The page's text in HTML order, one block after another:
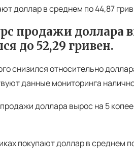
доллар в среднем по 44,87
продажи доллара
до 52,29 гривен.
снизился относительно
данные мониторинга
доллара вырос на 5
покупают доллар в среднем